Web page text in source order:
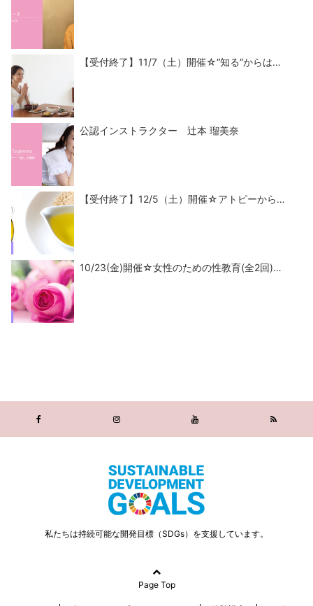
【受付終了】11/7（土）開催☆“知る“からは…
公認インストラクター 辻本 瑠美奈
【受付終了】12/5（土）開催☆アトピーから…
10/23(金)開催☆女性のための性教育(全2回)…
私たちは持続可能な開発目標（SDGs）を支援しています。
Page Top